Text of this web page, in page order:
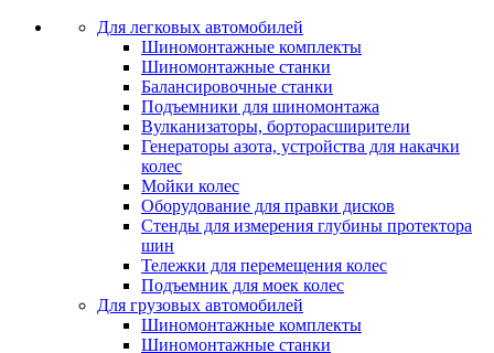
Для легковых автомобилей
Шиномонтажные комплекты
Шиномонтажные станки
Балансировочные станки
Подъемники для шиномонтажа
Вулканизаторы, борторасширители
Генераторы азота, устройства для накачки
колес
Мойки колес
Оборудование для правки дисков
Стенды для измерения глубины протектора
шин
Тележки для перемещения колес
Подъемник для моек колеc
Для грузовых автомобилей
Шиномонтажные комплекты
Шиномонтажные станки